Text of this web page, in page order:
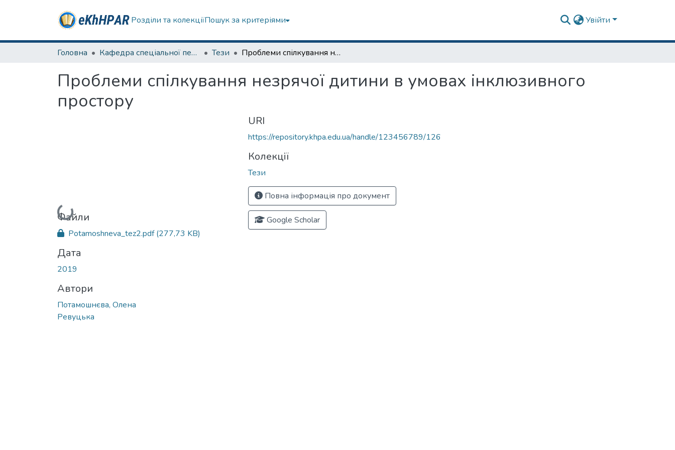
Розділи та колекціїПошук за критеріями Увійти
Головна Кафедра спеціальної педагогіки і психології та інклюзивної освіти Тези Проблеми спілкування незрячої дитини в умовах інклюзивного простору
Проблеми спілкування незрячої дитини в умовах інклюзивного
простору
Вантажиться...
Файли
Potamoshneva_tez2.pdf(277,73 KB)
Дата
2019
Автори
Потамошнєва, Олена
Ревуцька
URI
https://repository.khpa.edu.ua/handle/123456789/126
Колекції
Тези
Повна інформація про документ
Google Scholar